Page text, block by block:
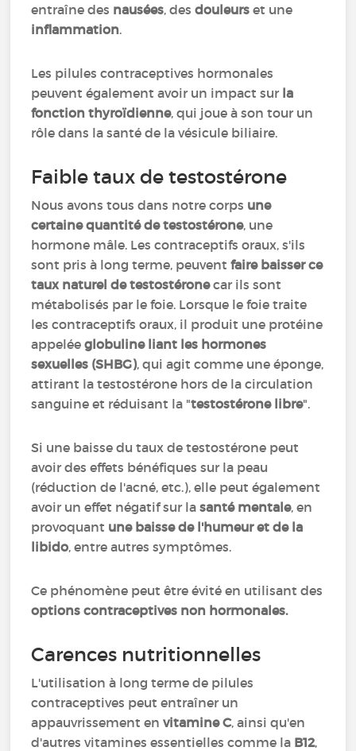
entraîne des nausées, desdouleurset une
inflammation.
Les pilules contraceptives hormonales
peuvent également avoir un impact sur la
fonction thyroïdienne, qui joue à son tour un
rôle dans la santé de la vésicule biliaire.
Faible taux de testostérone
Nous avons tous dans notre corps une
certaine quantité de testostérone, une
hormone mâle. Les contraceptifs oraux, s'ils
sont pris à long terme, peuventfaire baisser ce
taux naturel de testostéronecar ils sont
métabolisés par le foie. Lorsque le foie traite
les contraceptifs oraux, il produit une protéine
appeléeglobuline liant les hormones
sexuelles (SHBG), qui agit comme une éponge,
attirant la testostérone hors de la circulation
sanguine et réduisant la "testostérone libre".
Si une baisse du taux de testostérone peut
avoir des effets bénéfiques sur la peau
(réduction de l'acné, etc.), elle peut également
avoir un effet négatif sur lasanté mentale, en
provoquant une baisse de l'humeur et de la
libido, entre autres symptômes.
Ce phénomène peut être évité en utilisant des
options contraceptives non hormonales.
Carences nutritionnelles
L'utilisation à long terme de pilules
contraceptives peut entraîner un
appauvrissement envitamine C, ainsi qu'en
d'autres vitamines essentielles comme la B12,